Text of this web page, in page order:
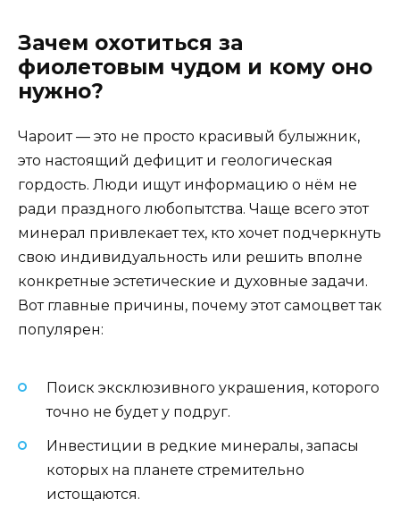
Зачем охотиться за
фиолетовым чудом и кому оно
нужно?
Чароит — это не просто красивый булыжник,
это настоящий дефицит и геологическая
гордость. Люди ищут информацию о нём не
ради праздного любопытства. Чаще всего этот
минерал привлекает тех, кто хочет подчеркнуть
свою индивидуальность или решить вполне
конкретные эстетические и духовные задачи.
Вот главные причины, почему этот самоцвет так
популярен:
Поиск эксклюзивного украшения, которого
точно не будет у подруг.
Инвестиции в редкие минералы, запасы
которых на планете стремительно
истощаются.